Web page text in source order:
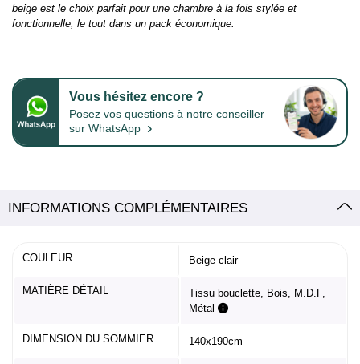
beige est le choix parfait pour une chambre à la fois stylée et
fonctionnelle, le tout dans un pack économique.
Vous hésitez encore ?
Posez vos questions à notre conseiller
sur WhatsApp ›
INFORMATIONS COMPLÉMENTAIRES
COULEUR Beige clair
MATIÈRE DÉTAIL
Tissu bouclette, Bois, M.D.F,
Métal
DIMENSION DU SOMMIER 140x190cm